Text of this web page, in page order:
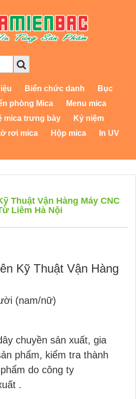
Biển chức danh
Bục
phòng Mica
Menu mica
mica trưng bày
Kỷ niệm
rơi mica Hộp mica
In UV
Thuật Vận Hàng Máy CNC
Liêm Hà Nội
Kỹ Thuật Vận Hàng
(nam/nữ)
chuyền sản xuất, gia
phẩm, kiểm tra thành
do công ty
.